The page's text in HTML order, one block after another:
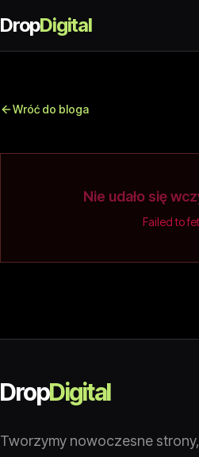
DropDigital
Wróć do bloga
Nie udało się
Failed to
DropDigital
Tworzymy nowoczesne